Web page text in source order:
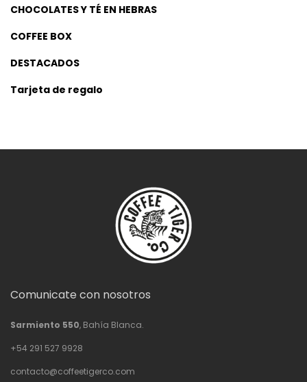
CHOCOLATES Y TÉ EN HEBRAS
COFFEE BOX
DESTACADOS
Tarjeta de regalo
Comunicate con nosotros
Sarmiento 550, Bahía Blanca.
+54 291 527 9928
contacto@coffeetigerco.com